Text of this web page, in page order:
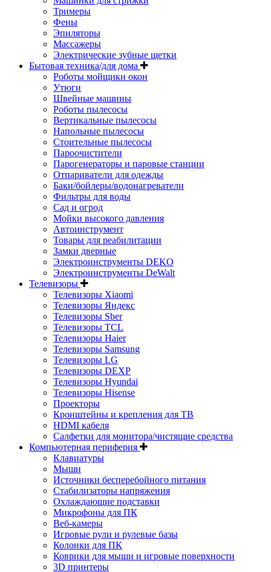
Тримеры
Фены
Эпиляторы
Массажеры
Электрические зубные щетки
Бытовая техника/для дома
Роботы мойщики окон
Утюги
Швейные машины
Роботы пылесосы
Вертикальные пылесосы
Напольные пылесосы
Стоительные пылесосы
Пароочистители
Парогенераторы и паровые станции
Отпариватели для одежды
Баки/бойлеры/водонагреватели
Фильтры для воды
Сад и огрод
Мойки высокого давления
Автоинструмент
Товары для реабилитации
Замки дверные
Электроинструменты DEKO
Электроинструменты DeWalt
Телевизоры
Телевизоры Xiaomi
Телевизоры Яндекс
Телевизоры Sber
Телевизоры TCL
Телевизоры Haier
Телевизоры Samsung
Телевизоры LG
Телевизоры DEXP
Телевизоры Hyundai
Телевизоры Hisense
Проекторы
Кронштейны и крепления для ТВ
HDMI кабеля
Салфетки для монитора/чистящие средства
Компьютерная периферия
Клавиатуры
Мыши
Источники бесперебойного питания
Стабилизаторы напряжения
Охлаждающие подставки
Микрофоны для ПК
Веб-камеры
Игровые рули и рулевые базы
Колонки для ПК
Коврики для мыши и игровые поверхности
3D принтеры